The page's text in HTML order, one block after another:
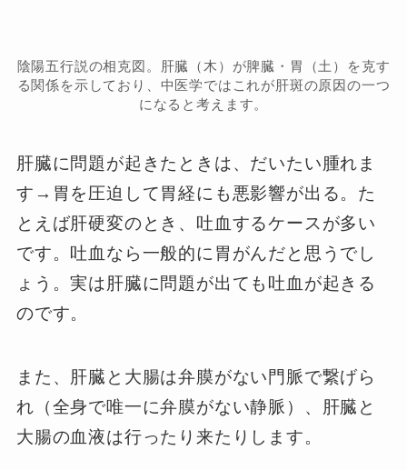
陰陽五行説の相克図。肝臓（木）が脾臓・胃（土）を克す
る関係を示しており、中医学ではこれが肝斑の原因の一つ
になると考えます。
肝臓に問題が起きたときは、だいたい腫れま
す→胃を圧迫して胃経にも悪影響が出る。た
とえば肝硬変のとき、吐血するケースが多い
です。吐血なら一般的に胃がんだと思うでし
ょう。実は肝臓に問題が出ても吐血が起きる
のです。
また、肝臓と大腸は弁膜がない門脈で繋げら
れ（全身で唯一に弁膜がない静脈）、肝臓と
大腸の血液は行ったり来たりします。